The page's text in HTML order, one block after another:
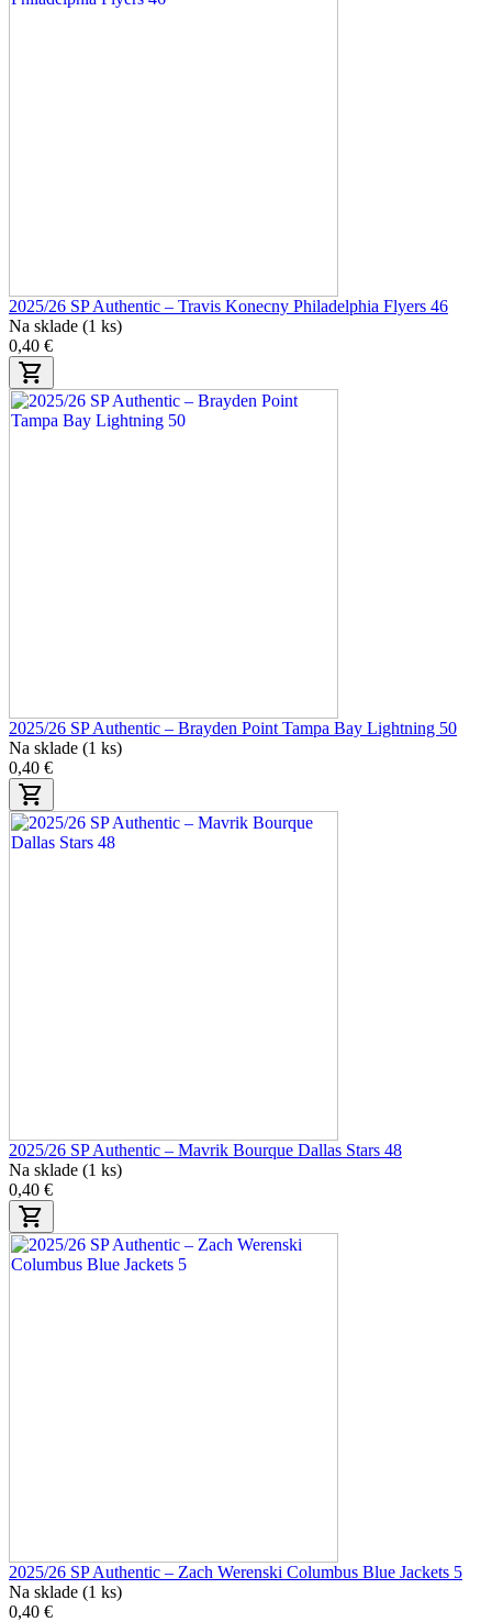
2025/26 SP Authentic – Travis Konecny Philadelphia Flyers 46
Na sklade (1 ks)
0,40 €
2025/26 SP Authentic – Brayden Point Tampa Bay Lightning 50
Na sklade (1 ks)
0,40 €
2025/26 SP Authentic – Mavrik Bourque Dallas Stars 48
Na sklade (1 ks)
0,40 €
2025/26 SP Authentic – Zach Werenski Columbus Blue Jackets 5
Na sklade (1 ks)
0,40 €